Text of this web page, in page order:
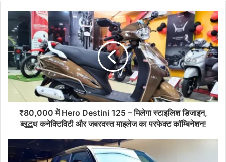
₹80,000 में Hero Destini 125 – मिलेगा स्टाइलिश डिजाइन,
ब्लूटूथ कनेक्टिविटी और जबरदस्त माइलेज का परफेक्ट कॉम्बिनेशन!